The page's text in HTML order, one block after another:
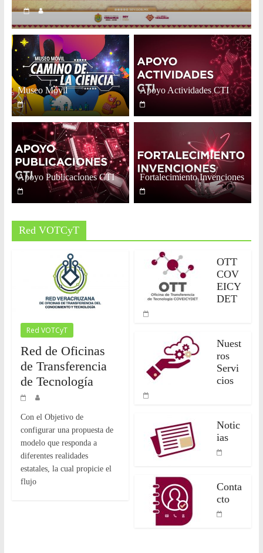
y
Desarrollo
Tecnológico
COVEICYDET
Museo Móvil Apoyo Actividades CTI
Apoyo Publicaciones CTI Fortalecimiento Invenciones
Red VOTCyT
Red VOTCyT
Red de Oficinas
de Transferencia
de Tecnología
Con el Objetivo de
configurar una propuesta de
modelo que responda a
diferentes realidades
estatales, la cual propicie el
flujo
OTT
COV
EICY
DET
Nuest
ros
Servi
cios
Notic
ias
Conta
cto